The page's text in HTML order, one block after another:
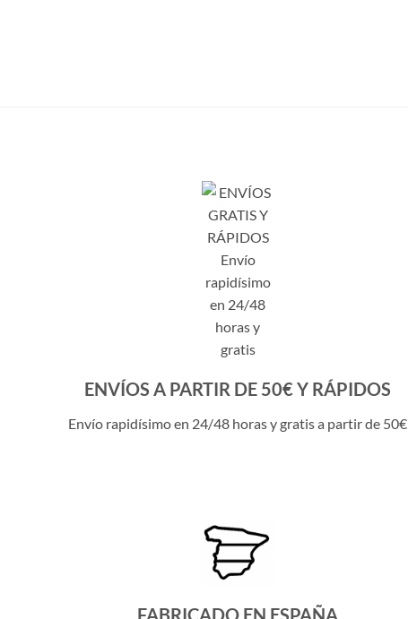
ENVÍOS A PARTIR DE 50€ Y RÁPIDOS
Envío rapidísimo en 24/48 horas y gratis a partir de 50€
FABRICADO EN ESPAÑA